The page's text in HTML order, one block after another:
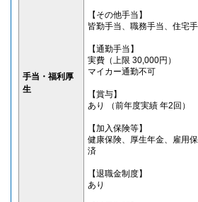
手当・福利厚
生
【その他手当】
皆勤手当、職務手当、住宅
【通勤手当】
実費（上限 30,000円）
マイカー通勤不可
【賞与】
あり （前年度実績 年2回）
【加入保険等】
健康保険、厚生年金、雇用
済
【退職金制度】
あり